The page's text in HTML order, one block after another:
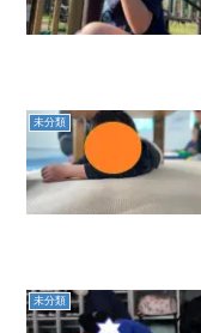
未分類
未分類